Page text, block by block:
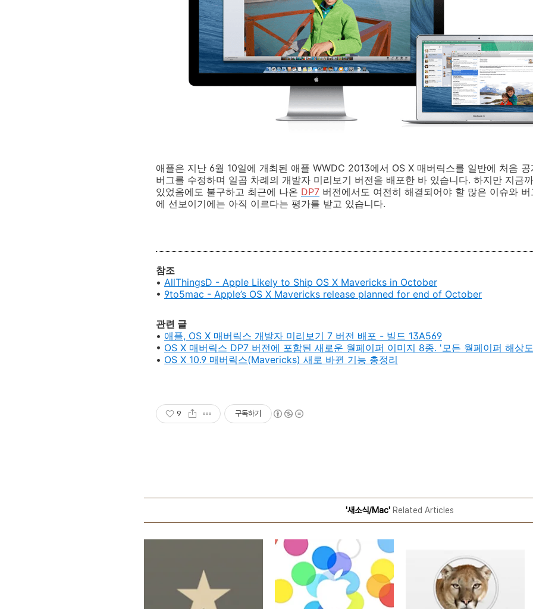
애플은 지난 6월 10일에 개최된 애플 WWDC 2013에서 OS X 매버릭스를 일반에 처음
버그를 수정하며 일곱 차례의 개발자 미리보기 버전을 배포한 바 있습니다. 하지만 지금
있었음에도 불구하고 최근에 나온 DP7 버전에서도 여전히 해결되어야 할 많은 이슈와
에 선보이기에는 아직 이르다는 평가를 받고 있습니다.
참조
• AllThingsD - Apple Likely to Ship OS X Mavericks in October
• 9to5mac - Apple’s OS X Mavericks release planned for end of October
관련 글
• 애플, OS X 매버릭스 개발자 미리보기 7 버전 배포 - 빌드 13A569
• OS X 매버릭스 DP7 버전에 포함된 새로운 월페이퍼 이미지 8종. '모든 월페이퍼 해상
• OS X 10.9 매버릭스(Mavericks) 새로 바뀐 기능 총정리
9 구독하기
'새소식/Mac' Related Articles